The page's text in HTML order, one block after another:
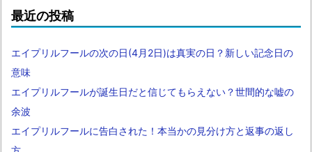
最近の投稿
エイプリルフールの次の日(4月2日)は真実の日？新しい記念日の
意味
エイプリルフールが誕生日だと信じてもらえない？世間的な嘘の
余波
エイプリルフールに告白された！本当かの見分け方と返事の返し